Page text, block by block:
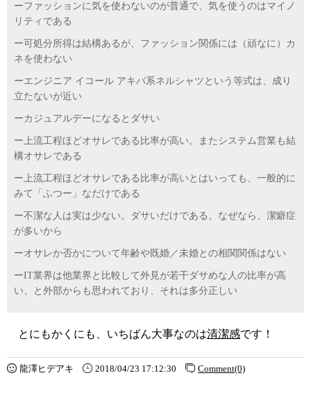
ーファッションに気を使わないのが普通で、気を使うのはマイノ
リティである
ー可処分所得は結構あるが、ファッション関係には（頑なに）カ
ネを使わない
ーエンジニア イコール アキバ系ネルシャツという等式は、成り
立たないが近い
ーカジュアルデーになるとダサい
ー上流工程ほどオサレである比率が高い。またシステム営業も結
構オサレである
ー上流工程ほどオサレである比率が高いとはいっても、一般的に
みて「ふつー」なだけである
ー不潔な人は実は少ない。ダサいだけである。なぜなら、潔癖症
が多いから
ーオサレか否かについて年齢や既婚／未婚との相関関係はない
ーIT業界は他業界と比較して外見が若干ダサめな人の比率が高
い、と外部からも思われており、それは多分正しい
とにもかくにも、いちばん大事なのは清潔感です！
龍澤ヒデアキ 2018/04/23 17:12:30 Comment(0)